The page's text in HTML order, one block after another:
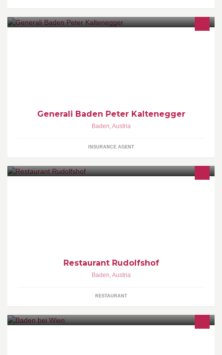
Generali Baden Peter Kaltenegger
Baden Austria
INSURANCE AGENT
Restaurant Rudolfshof
Baden Austria
RESTAURANT